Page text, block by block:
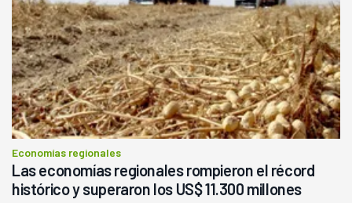
Economías regionales
Las economías regionales rompieron el récord
histórico y superaron los US$ 11.300 millones